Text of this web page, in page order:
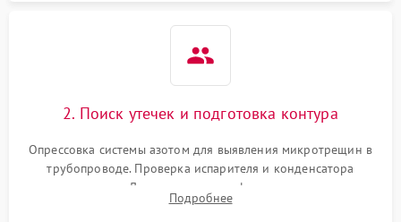
2. Поиск утечек и подготовка контура
Опрессовка системы азотом для выявления микротрещин в
трубопроводе. Проверка испарителя и конденсатора
течеискателем. Демонтаж старого фильтра-осушителя и
продувка капиллярной трубки для устранения засоров.
Подробнее